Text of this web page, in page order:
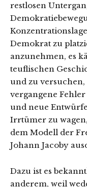
restlosen
Demokrat zu
anzunehmen, es
teuflischen
und zu versuchen,
vergangene
und neue
Irrtümer zu
dem Modell der
Johann Jacoby
Dazu ist es
anderem, weil